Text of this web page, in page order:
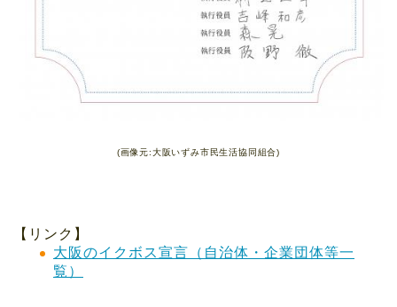
(画像元:大阪いずみ市民生活協同組合)
【リンク】
大阪のイクボス宣言（自治体・企業団体等一
覧）